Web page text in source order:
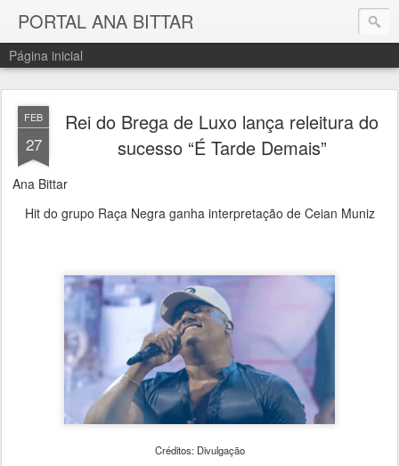
PORTAL ANA BITTAR
Página inicial
FEB
27
Rei do Brega de Luxo lança releitura do
sucesso “É Tarde Demais”
Ana Bittar
Hit do grupo Raça Negra ganha interpretação de Ceian Muniz
Créditos: Divulgação